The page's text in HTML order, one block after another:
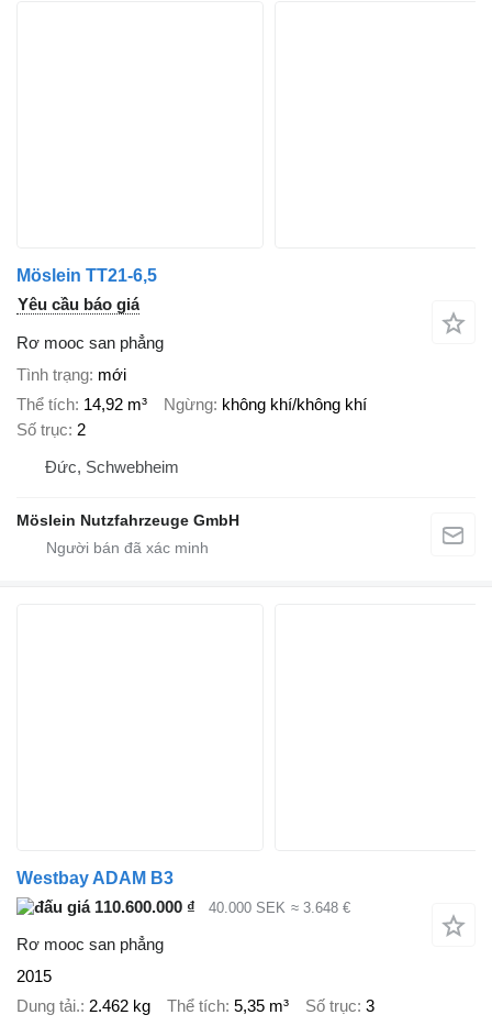
Möslein TT21-6,5
Yêu cầu báo giá
Rơ mooc san phẳng
Tình trạng mới
Thể tích 14,92 m³ Ngừng không khí/không khí
Số trục 2
Đức, Schwebheim
Möslein Nutzfahrzeuge GmbH
Westbay ADAM B3
110.600.000 ₫
40.000 SEK ≈ 3.648 €
Rơ mooc san phẳng
2015
Dung tải. 2.462 kg Thể tích 5,35 m³ Số trục 3